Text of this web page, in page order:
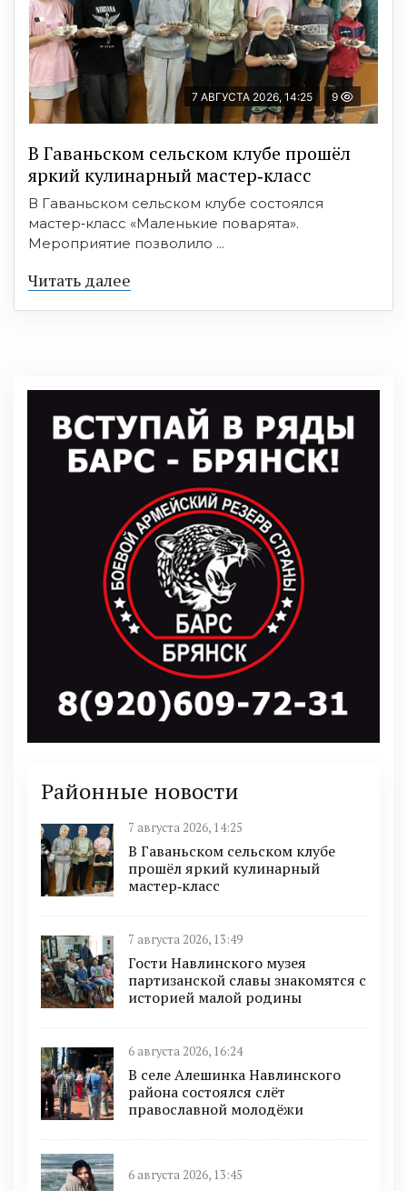
7 АВГУСТА 2026, 14:25 9
В Гаваньском сельском клубе прошёл
яркий кулинарный мастер‑класс
В Гаваньском сельском клубе состоялся
мастер‑класс «Маленькие поварята».
Мероприятие позволило ...
Читать далее
Районные новости
7 августа 2026, 14:25
В Гаваньском сельском клубе
прошёл яркий кулинарный
мастер‑класс
7 августа 2026, 13:49
Гости Навлинского музея
партизанской славы знакомятся с
историей малой родины
6 августа 2026, 16:24
В селе Алешинка Навлинского
района состоялся слёт
православной молодёжи
6 августа 2026, 13:45